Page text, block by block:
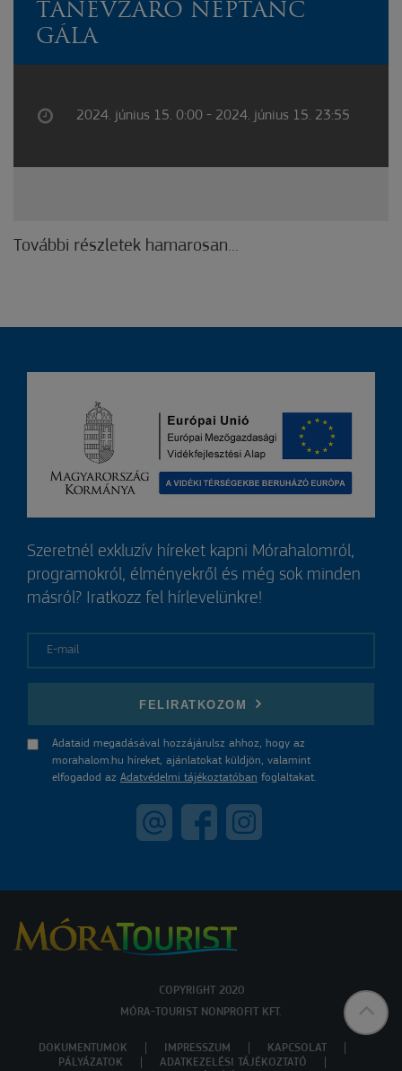
TANÉVZÁRÓ NÉPTÁNC
GÁLA
2024. június 15. 0:00 - 2024. június 15. 23:55
További részletek hamarosan...
Szeretnél exkluzív híreket kapni Mórahalomról,
programokról, élményekről és még sok minden
másról? Iratkozz fel hírlevelünkre!
FELIRATKOZOM
Adataid megadásával hozzájárulsz ahhoz, hogy az
morahalom.hu híreket, ajánlatokat küldjön, valamint
elfogadod az Adatvédelmi tájékoztatóban foglaltakat.
COPYRIGHT 2020
MÓRA-TOURIST NONPROFIT KFT.
DOKUMENTUMOK IMPRESSZUM
KAPCSOLAT
PÁLYÁZATOK
ADATKEZELÉSI TÁJÉKOZTATÓ